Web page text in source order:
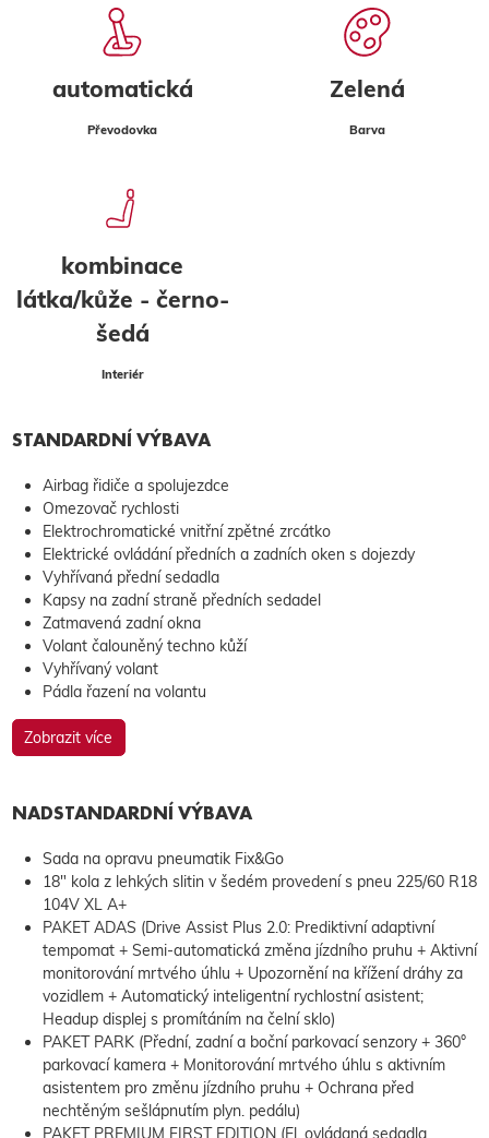
automatická
Převodovka
Zelená
Barva
kombinace
látka/kůže - černo-
šedá
Interiér
STANDARDNÍ VÝBAVA
Airbag řidiče a spolujezdce
Omezovač rychlosti
Elektrochromatické vnitřní zpětné zrcátko
Elektrické ovládání předních a zadních oken s dojezdy
Vyhřívaná přední sedadla
Kapsy na zadní straně předních sedadel
Zatmavená zadní okna
Volant čalouněný techno kůží
Vyhřívaný volant
Pádla řazení na volantu
Zobrazit více
NADSTANDARDNÍ VÝBAVA
Sada na opravu pneumatik Fix&Go
18" kola z lehkých slitin v šedém provedení s pneu 225/60 R18
104V XL A+
PAKET ADAS (Drive Assist Plus 2.0: Prediktivní adaptivní
tempomat + Semi-automatická změna jízdního pruhu + Aktivní
monitorování mrtvého úhlu + Upozornění na křížení dráhy za
vozidlem + Automatický inteligentní rychlostní asistent;
Headup displej s promítáním na čelní sklo)
PAKET PARK (Přední, zadní a boční parkovací senzory + 360°
parkovací kamera + Monitorování mrtvého úhlu s aktivním
asistentem pro změnu jízdního pruhu + Ochrana před
nechtěným sešlápnutím plyn. pedálu)
PAKET PREMIUM FIRST EDITION (El. ovládaná sedadla